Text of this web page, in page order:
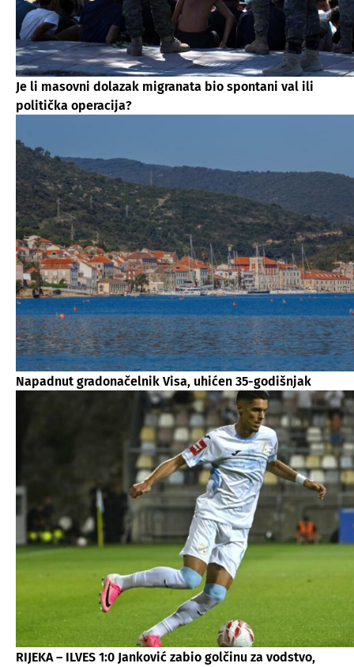
Je li masovni dolazak migranata bio spontani val ili
politička operacija?
Napadnut gradonačelnik Visa, uhićen 35-godišnjak
RIJEKA – ILVES 1:0 Janković zabio golčinu za vodstvo,